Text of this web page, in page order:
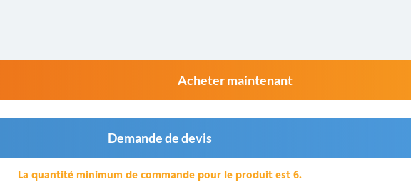
Acheter maintenant
Demande de devis
La quantité minimum de commande pour le produit est 6.